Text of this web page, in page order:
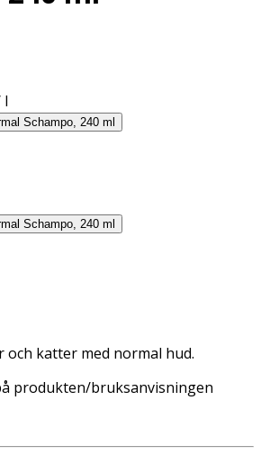
l
Schampo, 240 ml
Schampo, 240 ml
och katter med normal hud.
produkten/bruksanvisningen